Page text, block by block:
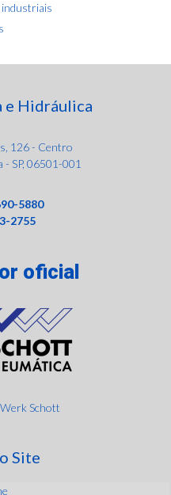
industriais
e Hidráulica
126 - Centro
- SP, 06501-001
5880
2755
oficial
Site